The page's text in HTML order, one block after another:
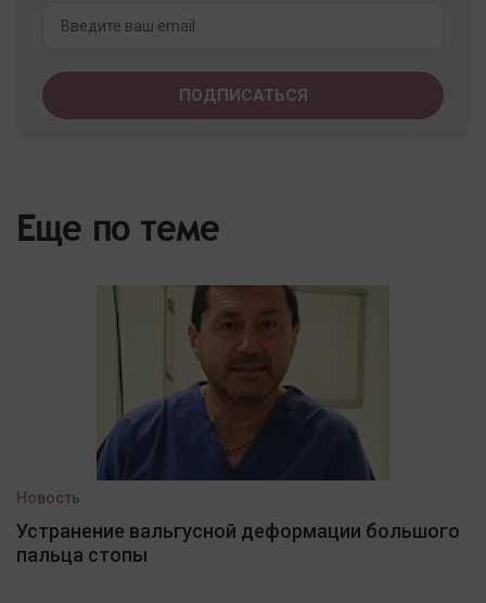
Еще по теме
Новость
Устранение вальгусной деформации большого
пальца стопы